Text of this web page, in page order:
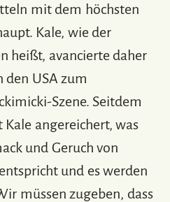
mit dem höchsten
Kale, wie der
heißt, avancierte daher
den USA zum
Szene. Seitdem
angereichert, was
und Geruch von
und es werden
müssen zugeben, dass